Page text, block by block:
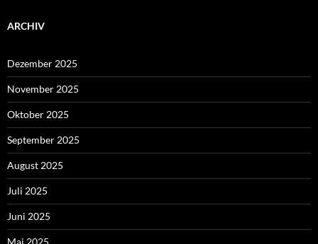
ARCHIV
Dezember 2025
November 2025
Oktober 2025
September 2025
August 2025
Juli 2025
Juni 2025